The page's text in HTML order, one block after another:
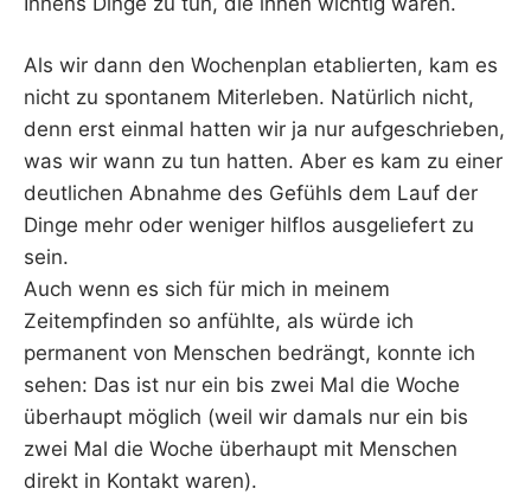
Als wir dann den Wochenplan etablierten, kam es
nicht zu spontanem Miterleben. Natürlich nicht,
denn erst einmal hatten wir ja nur aufgeschrieben,
was wir wann zu tun hatten. Aber es kam zu einer
deutlichen Abnahme des Gefühls dem Lauf der
Dinge mehr oder weniger hilflos ausgeliefert zu
sein.
Auch wenn es sich für mich in meinem
Zeitempfinden so anfühlte, als würde ich
permanent von Menschen bedrängt, konnte ich
sehen: Das ist nur ein bis zwei Mal die Woche
überhaupt möglich (weil wir damals nur ein bis
zwei Mal die Woche überhaupt mit Menschen
direkt in Kontakt waren).